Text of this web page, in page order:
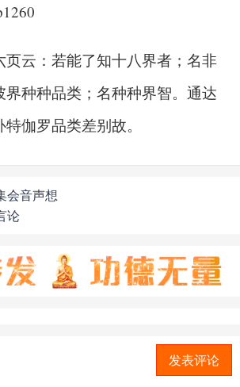
页云：若能了知十八界者；名非
界种种品类；名种种界智。通达
伽罗品类差别故。
会音声想
论
发表评论